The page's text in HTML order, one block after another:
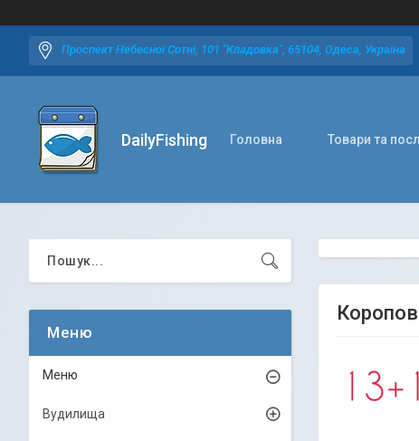
Проспект Небесної Сотні, 101 "Кладовка", 65104, Одеса, Україна
DailyFishing Головна Товари та
Меню
Вудилища